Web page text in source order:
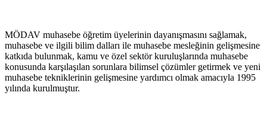
MÖDAV muhasebe öğretim üyelerinin dayanışmasını sağlamak,
muhasebe ve ilgili bilim dalları ile muhasebe mesleğinin gelişmesine
katkıda bulunmak, kamu ve özel sektör kuruluşlarında muhasebe
konusunda karşılaşılan sorunlara bilimsel çözümler getirmek ve yeni
muhasebe tekniklerinin gelişmesine yardımcı olmak amacıyla 1995
yılında kurulmuştur.